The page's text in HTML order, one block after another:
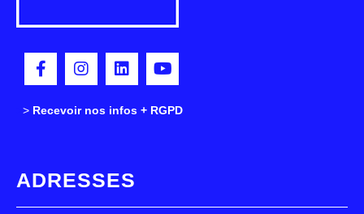
> Recevoir nos infos + RGPD
ADRESSES